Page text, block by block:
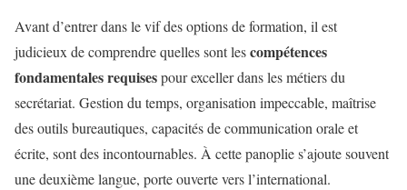
Avant d’entrer dans le vif des options de formation, il est
judicieux de comprendre quelles sont lescompétences
fondamentales requisespour exceller dans les métiers du
secrétariat. Gestion du temps, organisation impeccable, maîtrise
des outils bureautiques, capacités de communication orale et
écrite, sont des incontournables. À cette panoplie s’ajoute souvent
une deuxième langue, porte ouverte vers l’international.